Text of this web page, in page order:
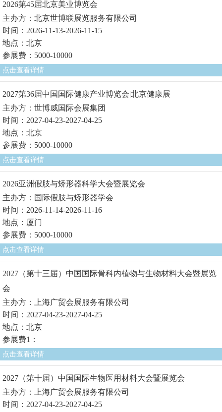
2026第45届北京美业博览会
主办方：北京世博联展览服务有限公司
时间：2026-11-13-2026-11-15
地点：北京
参展费：5000-10000
点击查看详情
2027第36届中国国际健康产业博览会|北京健康展
主办方：世博威国际会展集团
时间：2027-04-23-2027-04-25
地点：北京
参展费：5000-10000
点击查看详情
2026亚洲假肢与矫形器科学大会暨展览会
主办方：国际假肢与矫形器学会
时间：2026-11-14-2026-11-16
地点：厦门
参展费：5000-10000
点击查看详情
2027（第十三届）中国国际骨科内植物与生物材料大会暨展览
会
主办方：上海广贸会展服务有限公司
时间：2027-04-23-2027-04-25
地点：北京
参展费1：
点击查看详情
2027（第十届）中国国际生物医用材料大会暨展览会
主办方：上海广贸会展服务有限公司
时间：2027-04-23-2027-04-25